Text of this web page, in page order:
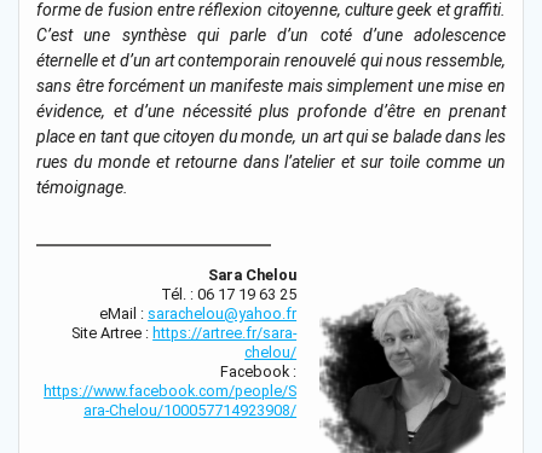
forme de fusion entre réflexion citoyenne, culture geek et graffiti.
C’est une synthèse qui parle d’un coté d’une adolescence
éternelle et d’un art contemporain renouvelé qui nous ressemble,
sans être forcément un manifeste mais simplement une mise en
évidence, et d’une nécessité plus profonde d’être en prenant
place en tant que citoyen du monde, un art qui se balade dans les
rues du monde et retourne dans l’atelier et sur toile comme un
témoignage.
Sara Chelou
Tél. : 06 17 19 63 25
eMail : sarachelou@yahoo.fr
Site Artree : https://artree.fr/sara-
chelou/
Facebook :
https://www.facebook.com/people/S
ara-Chelou/100057714923908/